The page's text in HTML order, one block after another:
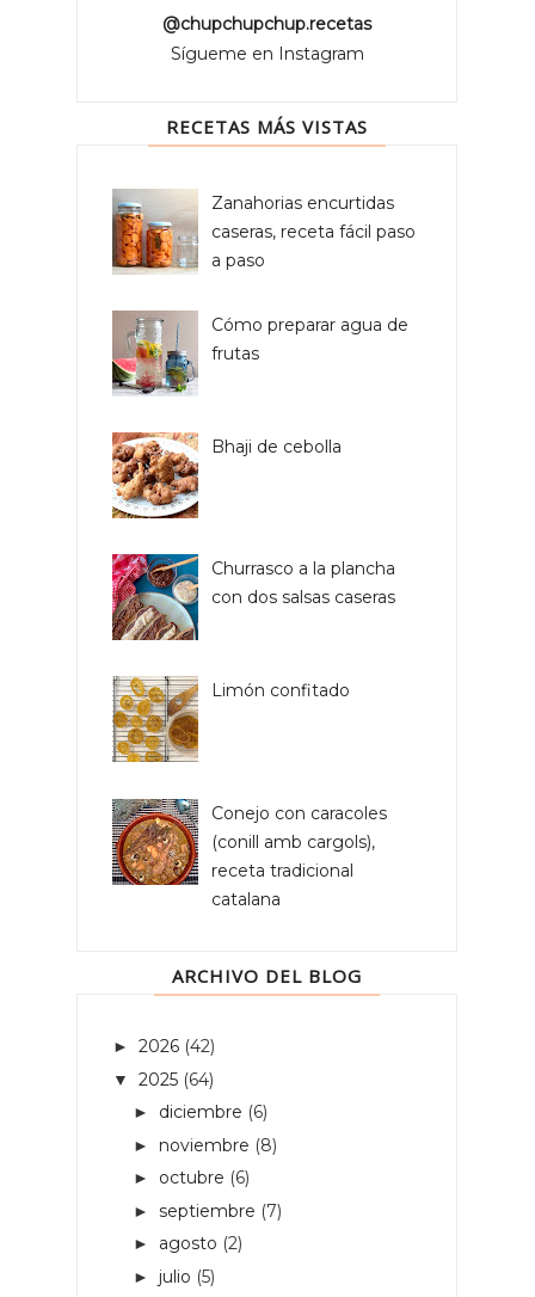
@chupchupchup.recetas
Sígueme en Instagram
RECETAS MÁS VISTAS
Zanahorias encurtidas
caseras, receta fácil paso
a paso
Cómo preparar agua de
frutas
Bhaji de cebolla
Churrasco a la plancha
con dos salsas caseras
Limón confitado
Conejo con caracoles
(conill amb cargols),
receta tradicional
catalana
ARCHIVO DEL BLOG
► 2026 (42)
▼ 2025 (64)
► diciembre (6)
► noviembre (8)
► octubre (6)
► septiembre (7)
► agosto (2)
► julio (5)